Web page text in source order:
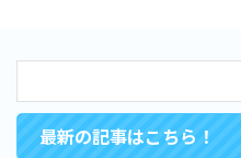
最新の記事はこちら！